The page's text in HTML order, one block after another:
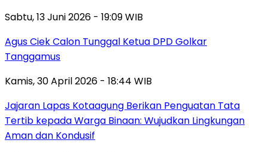
Sabtu, 13 Juni 2026 - 19:09 WIB
Agus Ciek Calon Tunggal Ketua DPD Golkar
Tanggamus
Kamis, 30 April 2026 - 18:44 WIB
Jajaran Lapas Kotaagung Berikan Penguatan Tata
Tertib kepada Warga Binaan: Wujudkan Lingkungan
Aman dan Kondusif